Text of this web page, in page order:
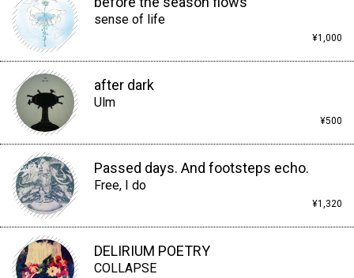
sense of life
¥1,000
after dark
Ulm
¥500
Passed days. And footsteps echo.
Free, I do
¥1,320
DELIRIUM POETRY
COLLAPSE